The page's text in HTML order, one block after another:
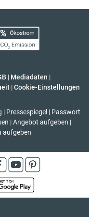
| Mediadaten |
| Cookie-Einstellungen
| Pressespiegel | Passwort
| Angebot aufgeben |
aufgeben